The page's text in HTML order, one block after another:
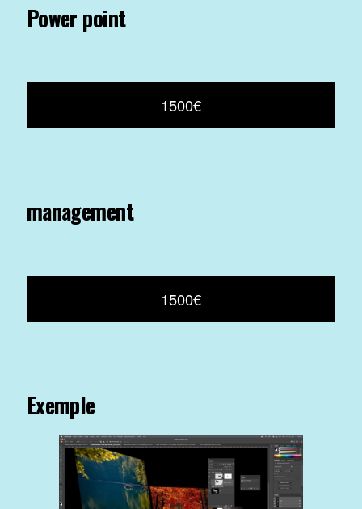
Power point
1500€
management
1500€
Exemple